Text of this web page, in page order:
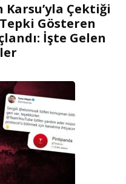
Karsu’yla Çektiği
Gösteren
İşte Gelen